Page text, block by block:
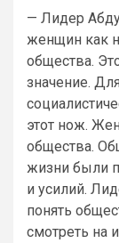
— Лидер
женщин как
общества.
значение.
этот нож.
общества.
жизни были
и усилий.
понять
смотреть на